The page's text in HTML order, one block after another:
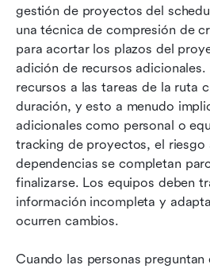
gestión de proyectos del
una técnica de compresión de
para acortar los plazos del
adición de recursos adicionales.
recursos a las tareas de la ruta
duración, y esto a menudo
adicionales como personal o
tracking de proyectos, el riesgo
dependencias se completan
finalizarse. Los equipos deben
información incompleta y
ocurren cambios.
Cuando las personas preguntan